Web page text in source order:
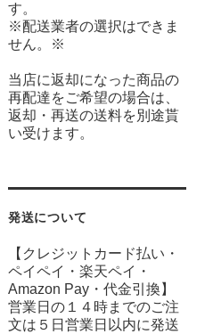
す。
※配送業者の選択はできま
せん。※
当店に返却になった商品の
再配達をご希望の場合は、
返却・再送の送料を別途貰
い受けます。
発送について
【クレジットカード払い・
ペイペイ・楽天ペイ・
Amazon Pay・ 代金引換】
営業日の１４時までのご注
文は５日営業日以内に発送